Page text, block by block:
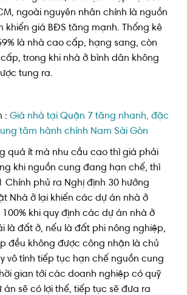
ngoài nguyên nhân chính là nguồn
khiến giá BĐS tăng mạnh. Thống kê
là nhà cao cấp, hạng sang, còn
trong khi nhà ở bình dân không
tung ra.
: Giá nhà tại Quận 7 tăng nhanh, đặc
tâm hành chính Nam Sài Gòn
quá ít mà nhu cầu cao thì giá phải
khi nguồn cung đang hạn chế, thì
Chính phủ ra Nghị định 30 hướng
Nhà ở lại khiến các dự án nhà ở
khi quy định các dự án nhà ở
là đất ở, nếu là đất phi nông nghiệp,
đều không được công nhận là chủ
vô tình tiếp tục hạn chế nguồn cung
gian tới các doanh nghiệp có quỹ
sẽ có lợi thế, tiếp tục sẽ đưa ra